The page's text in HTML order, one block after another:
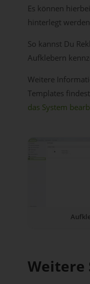
Es können
hinterlegt werden.
So kannst Du
Aufklebern
Weitere
Templates
das System
Weitere